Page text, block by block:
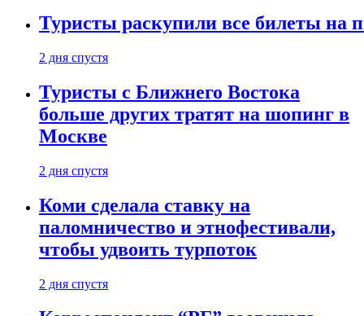
Туристы раскупили все билеты на
2 дня спустя
Туристы с Ближнего Востока
больше других тратят на шопинг в
Москве
2 дня спустя
Коми сделала ставку на
паломничество и этнофестивали,
чтобы удвоить турпоток
2 дня спустя